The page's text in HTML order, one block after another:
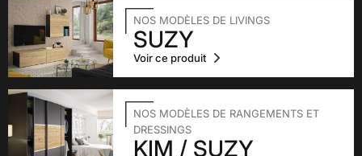
NOS MODÈLES DE LIVINGS
SUZY
Voir ce produit
NOS MODÈLES DE RANGEMENTS ET
DRESSINGS
KIM / SUZY